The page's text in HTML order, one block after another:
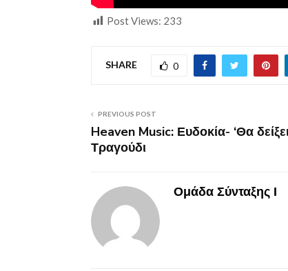
Post Views: 233
SHARE 0
PREVIOUS POST
Heaven Music: Ευδοκία- ‘Θα
Τραγούδι
Ομάδα Σύνταξης Ι